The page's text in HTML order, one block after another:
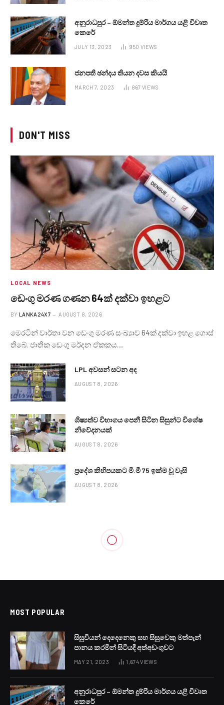
අනුරාධපුර – ඕමන්ත දුම්රිය මාර්ගය යළි විවෘත
කෙරේ
JULY 13, 2023 950 VIEWS
ජනපති ඡන්දය තියන දවස කියයි
MARCH 7, 2023 867 VIEWS
DON'T MISS
LOCAL NEWS
ඩෙංගු මරණ ගණන 64ක් දක්වා ඉහළට
BY LANKA24X7 AUGUST 8, 2026
මෙරටින් වාර්තා වන ඩෙංගු මරණ සංඛ්‍යාව 64ක් දක්වා ඉහළ ගොස්
තිබේ. ජාතික ඩෙංගු මර්දන ඒකකය…
LPL අවසන් සටන අද
AUGUST 8, 2026
ශිෂ්‍යත්ව විභාගය පෙනී සිටින සිසුන්ට විශේෂ
නිවේදනයක්
AUGUST 8, 2026
ප්‍රදේශ කිහිපයකට මි.මී 75 ඉක්ම වූ වැසි
AUGUST 8, 2026
බ්ලූමැන්ඩල් බහලුම් අංගන විවෘත